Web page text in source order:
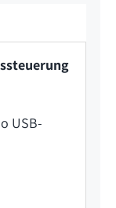
USB-